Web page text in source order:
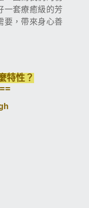
一套療癒級的芳
要，帶來身心善
特性？